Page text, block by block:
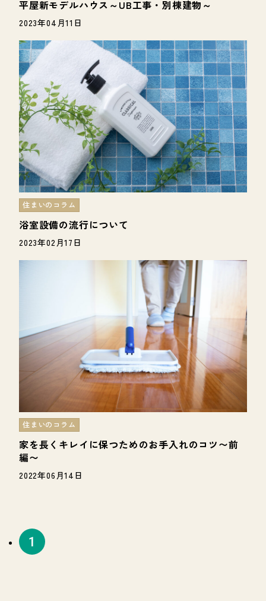
平屋新モデルハウス～UB工事・別棟建物～
2023年04月11日
浴室設備の流行について
住まいのコラム
2023年02月17日
家を長くキレイに保つためのお手入れのコツ〜前
編〜
住まいのコラム
2022年06月14日